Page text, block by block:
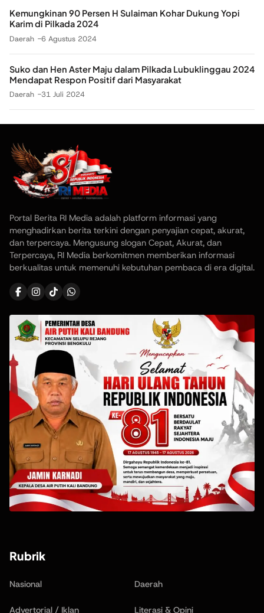
Kemungkinan 90 Persen H Sulaiman Kohar Dukung Yopi
Karim di Pilkada 2024
Daerah 6 Agustus 2024
Suko dan Hen Aster Maju dalam Pilkada Lubuklinggau 2024
Mendapat Respon Positif dari Masyarakat
Daerah 31 Juli 2024
Portal Berita RI Media adalah platform informasi yang
menghadirkan berita terkini dengan penyajian cepat, akurat,
dan terpercaya. Mengusung slogan Cepat, Akurat, dan
Terpercaya, RI Media berkomitmen memberikan informasi
berkualitas untuk memenuhi kebutuhan pembaca di era digital.
Rubrik
Nasional Daerah
Advertorial / Iklan Literasi & Opini